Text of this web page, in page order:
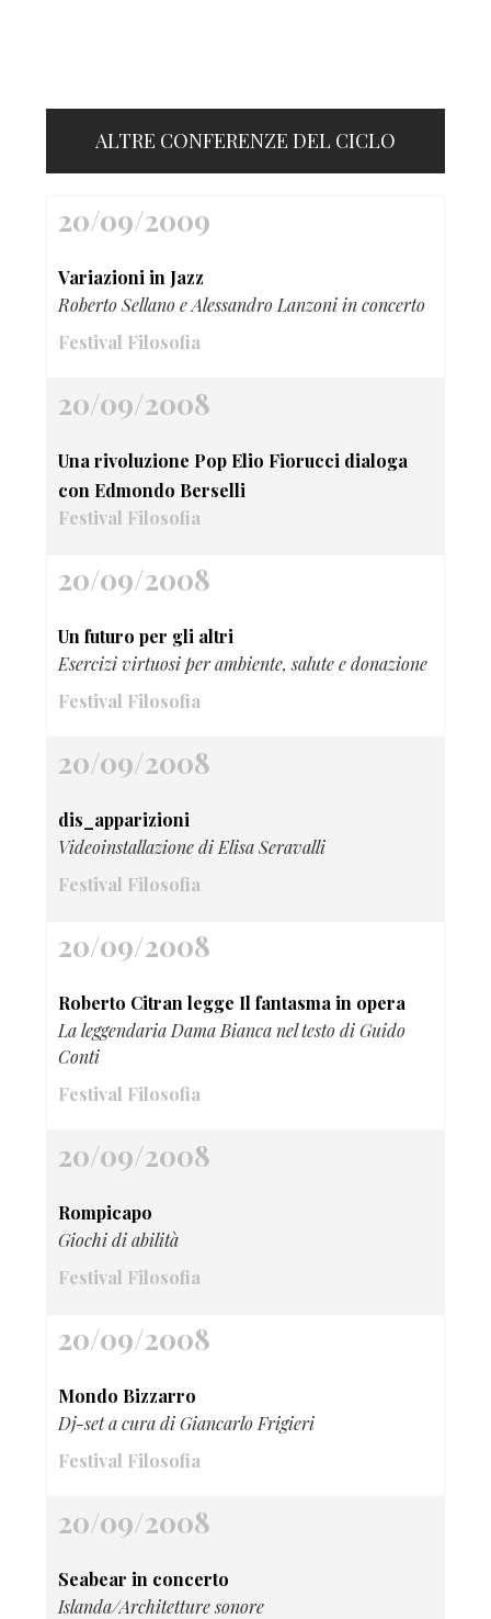
ALTRE CONFERENZE DEL CICLO
20/09/2009
Variazioni in Jazz
Roberto Sellano e Alessandro Lanzoni in concerto
Festival Filosofia
20/09/2008
Una rivoluzione Pop Elio Fiorucci dialoga
con Edmondo Berselli
Festival Filosofia
20/09/2008
Un futuro per gli altri
Esercizi virtuosi per ambiente, salute e donazione
Festival Filosofia
20/09/2008
dis_apparizioni
Videoinstallazione di Elisa Seravalli
Festival Filosofia
20/09/2008
Roberto Citran legge Il fantasma in opera
La leggendaria Dama Bianca nel testo di Guido
Conti
Festival Filosofia
20/09/2008
Rompicapo
Giochi di abilità
Festival Filosofia
20/09/2008
Mondo Bizzarro
Dj-set a cura di Giancarlo Frigieri
Festival Filosofia
20/09/2008
Seabear in concerto
Islanda/Architetture sonore